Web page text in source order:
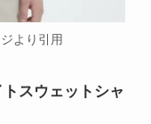
より引用
スウェットシャ